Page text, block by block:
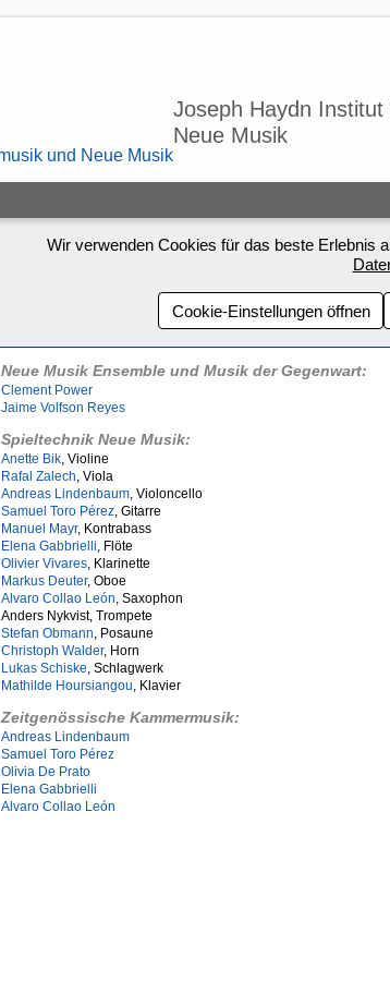
Joseph Haydn
Neue Musik
Wir verwenden Cookies für das beste Erlebnis
Cookie-Einstellungen öffnen
Neue Musik Ensemble und Musik der Gegenwart:
Clement Power
Jaime Volfson Reyes
Spieltechnik Neue Musik:
Anette Bik, Violine
Rafal Zalech, Viola
Andreas Lindenbaum, Violoncello
Samuel Toro Pérez, Gitarre
Manuel Mayr, Kontrabass
Elena Gabbrielli, Flöte
Olivier Vivares, Klarinette
Markus Deuter, Oboe
Alvaro Collao León, Saxophon
Anders Nykvist, Trompete
Stefan Obmann, Posaune
Christoph Walder, Horn
Lukas Schiske, Schlagwerk
Mathilde Hoursiangou, Klavier
Zeitgenössische Kammermusik:
Andreas Lindenbaum
Samuel Toro Pérez
Olivia De Prato
Elena Gabbrielli
Alvaro Collao León